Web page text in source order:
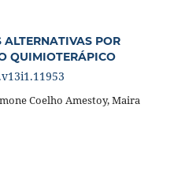
POR
QUIMIOTERÁPICO
Coelho Amestoy, Maira